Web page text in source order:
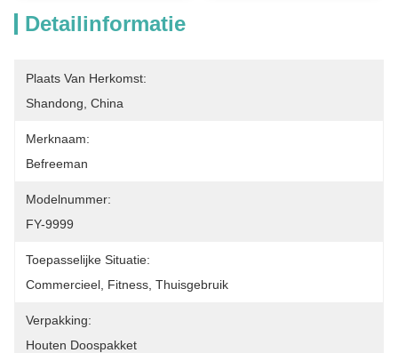
Detailinformatie
Plaats Van Herkomst:
Shandong, China
Merknaam:
Befreeman
Modelnummer:
FY-9999
Toepasselijke Situatie:
Commercieel, Fitness, Thuisgebruik
Verpakking:
Houten Doospakket